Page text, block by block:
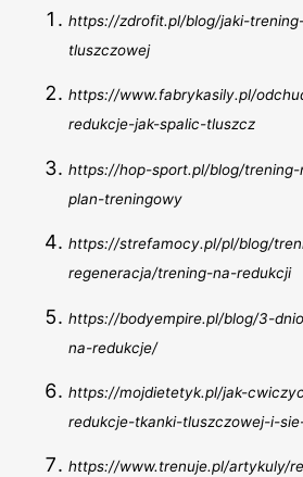
https://zdrofit.pl/blog/jaki-
tluszczowej
https://www.fabrykasily.pl/
redukcje-jak-spalic-tluszcz
https://hop-sport.pl/blog/
plan-treningowy
https://strefamocy.pl/pl/blog/
regeneracja/trening-na-redukcji
https://bodyempire.pl/blog/3-
na-redukcje/
https://mojdietetyk.pl/jak-
redukcje-tkanki-tluszczowej-i-
https://www.trenuje.pl/artykuly/